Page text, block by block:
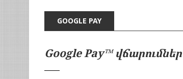
GOOGLE PAY
Google Pay™ վճարումներ